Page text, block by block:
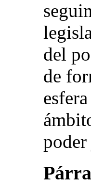
del
de